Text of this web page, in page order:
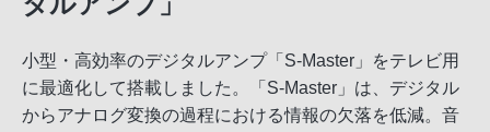
小型・高効率のデジタルアンプ「S-Master」をテレビ用
に最適化して搭載しました。「S-Master」は、デジタル
からアナログ変換の過程における情報の欠落を低減。音